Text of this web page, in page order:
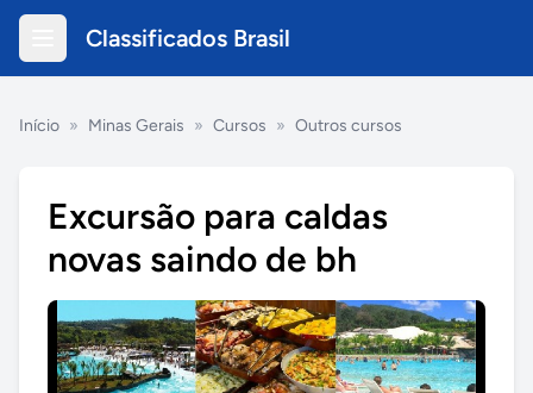
Classificados Brasil
Início » Minas Gerais » Cursos » Outros cursos
Excursão para caldas
novas saindo de bh